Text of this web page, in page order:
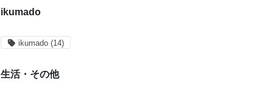
ikumado
ikumado (14)
生活・その他